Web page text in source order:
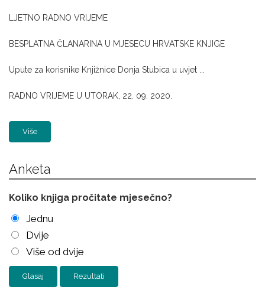
LJETNO RADNO VRIJEME
BESPLATNA ČLANARINA U MJESECU HRVATSKE KNJIGE
Upute za korisnike Knjižnice Donja Stubica u uvjet ...
RADNO VRIJEME U UTORAK, 22. 09. 2020.
Više
Anketa
Koliko knjiga pročitate mjesečno?
Jednu
Dvije
Više od dvije
Rezultati